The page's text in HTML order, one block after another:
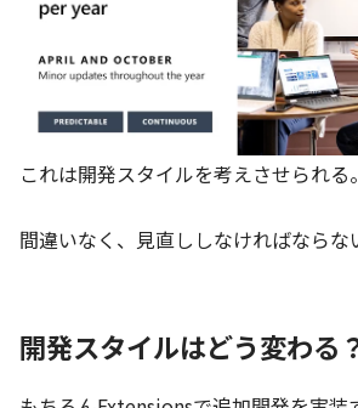
これは開発スタイルを考えさせられる。
間違いなく、見直ししなければならな
開発スタイルはどう変わる